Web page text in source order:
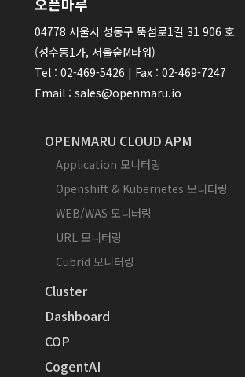
오픈마루
04778 서울시 성동구 뚝섬로1길 31 906 호
(성수동1가, 서울숲M타워)
Tel : 02-469-5426 | Fax : 02-469-7247
Email : sales@openmaru.io
OPENMARU CLOUD APM
Application 모니터링
Openshift & Kubernetes 모니터링
WEB/WAS 모니터링
URL 모니터링
Cubrid 모니터링
Cluster
Dashboard
COP
CogentAI